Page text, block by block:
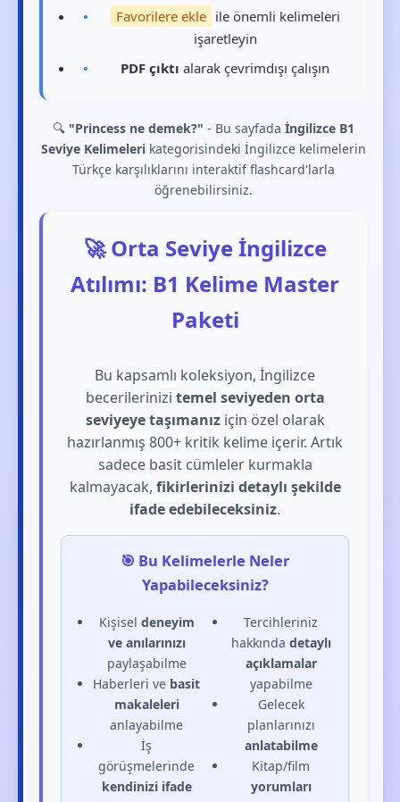
Favorilere ekle ile önemli kelimeleri
işaretleyin
PDF çıktı alarak çevrimdışı çalışın
🔍 "Princess ne demek?" - Bu sayfada İngilizce B1
Seviye Kelimelerikategorisindeki İngilizce kelimelerin
Türkçe karşılıklarını interaktif flashcard'larla
öğrenebilirsiniz.
🚀 Orta Seviye İngilizce
Atılımı: B1 Kelime Master
Paketi
Bu kapsamlı koleksiyon, İngilizce
becerilerinizi temel seviyeden orta
seviyeye taşımanıziçin özel olarak
hazırlanmış 800+ kritik kelime içerir. Artık
sadece basit cümleler kurmakla
kalmayacak, fikirlerinizi detaylı şekilde
ifade edebileceksiniz.
🎯 Bu Kelimelerle Neler
Yapabileceksiniz?
Kişisel deneyim
ve anılarınızı
paylaşabilme
Haberleri ve basit
makaleleri
anlayabilme
İş
görüşmelerinde
kendinizi ifade
Tercihleriniz
hakkında detaylı
açıklamalar
yapabilme
Gelecek
planlarınızı
anlatabilme
Kitap/film
yorumları